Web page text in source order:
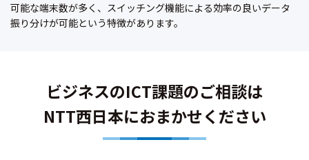
可能な端末数が多く、スイッチング機能による効率の良いデータ
振り分けが可能という特徴があります。
ビジネスのICT課題のご相談は
NTT西日本におまかせください